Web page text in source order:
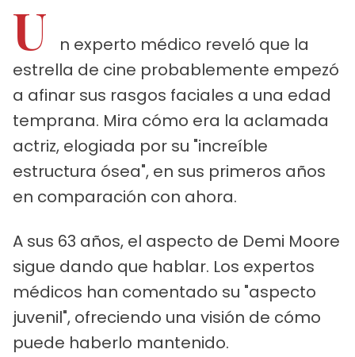
U
n experto médico reveló que la
estrella de cine probablemente empezó
a afinar sus rasgos faciales a una edad
temprana. Mira cómo era la aclamada
actriz, elogiada por su "increíble
estructura ósea", en sus primeros años
en comparación con ahora.
A sus 63 años, el aspecto de Demi Moore
sigue dando que hablar. Los expertos
médicos han comentado su "aspecto
juvenil", ofreciendo una visión de cómo
puede haberlo mantenido.